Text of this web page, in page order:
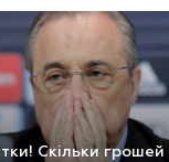
Скільки грошей